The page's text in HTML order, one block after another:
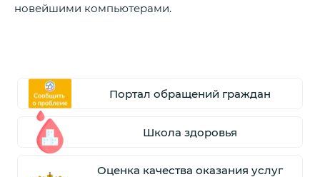
новейшими компьютерами.
Портал обращений граждан
Школа здоровья
Оценка качества оказания услуг